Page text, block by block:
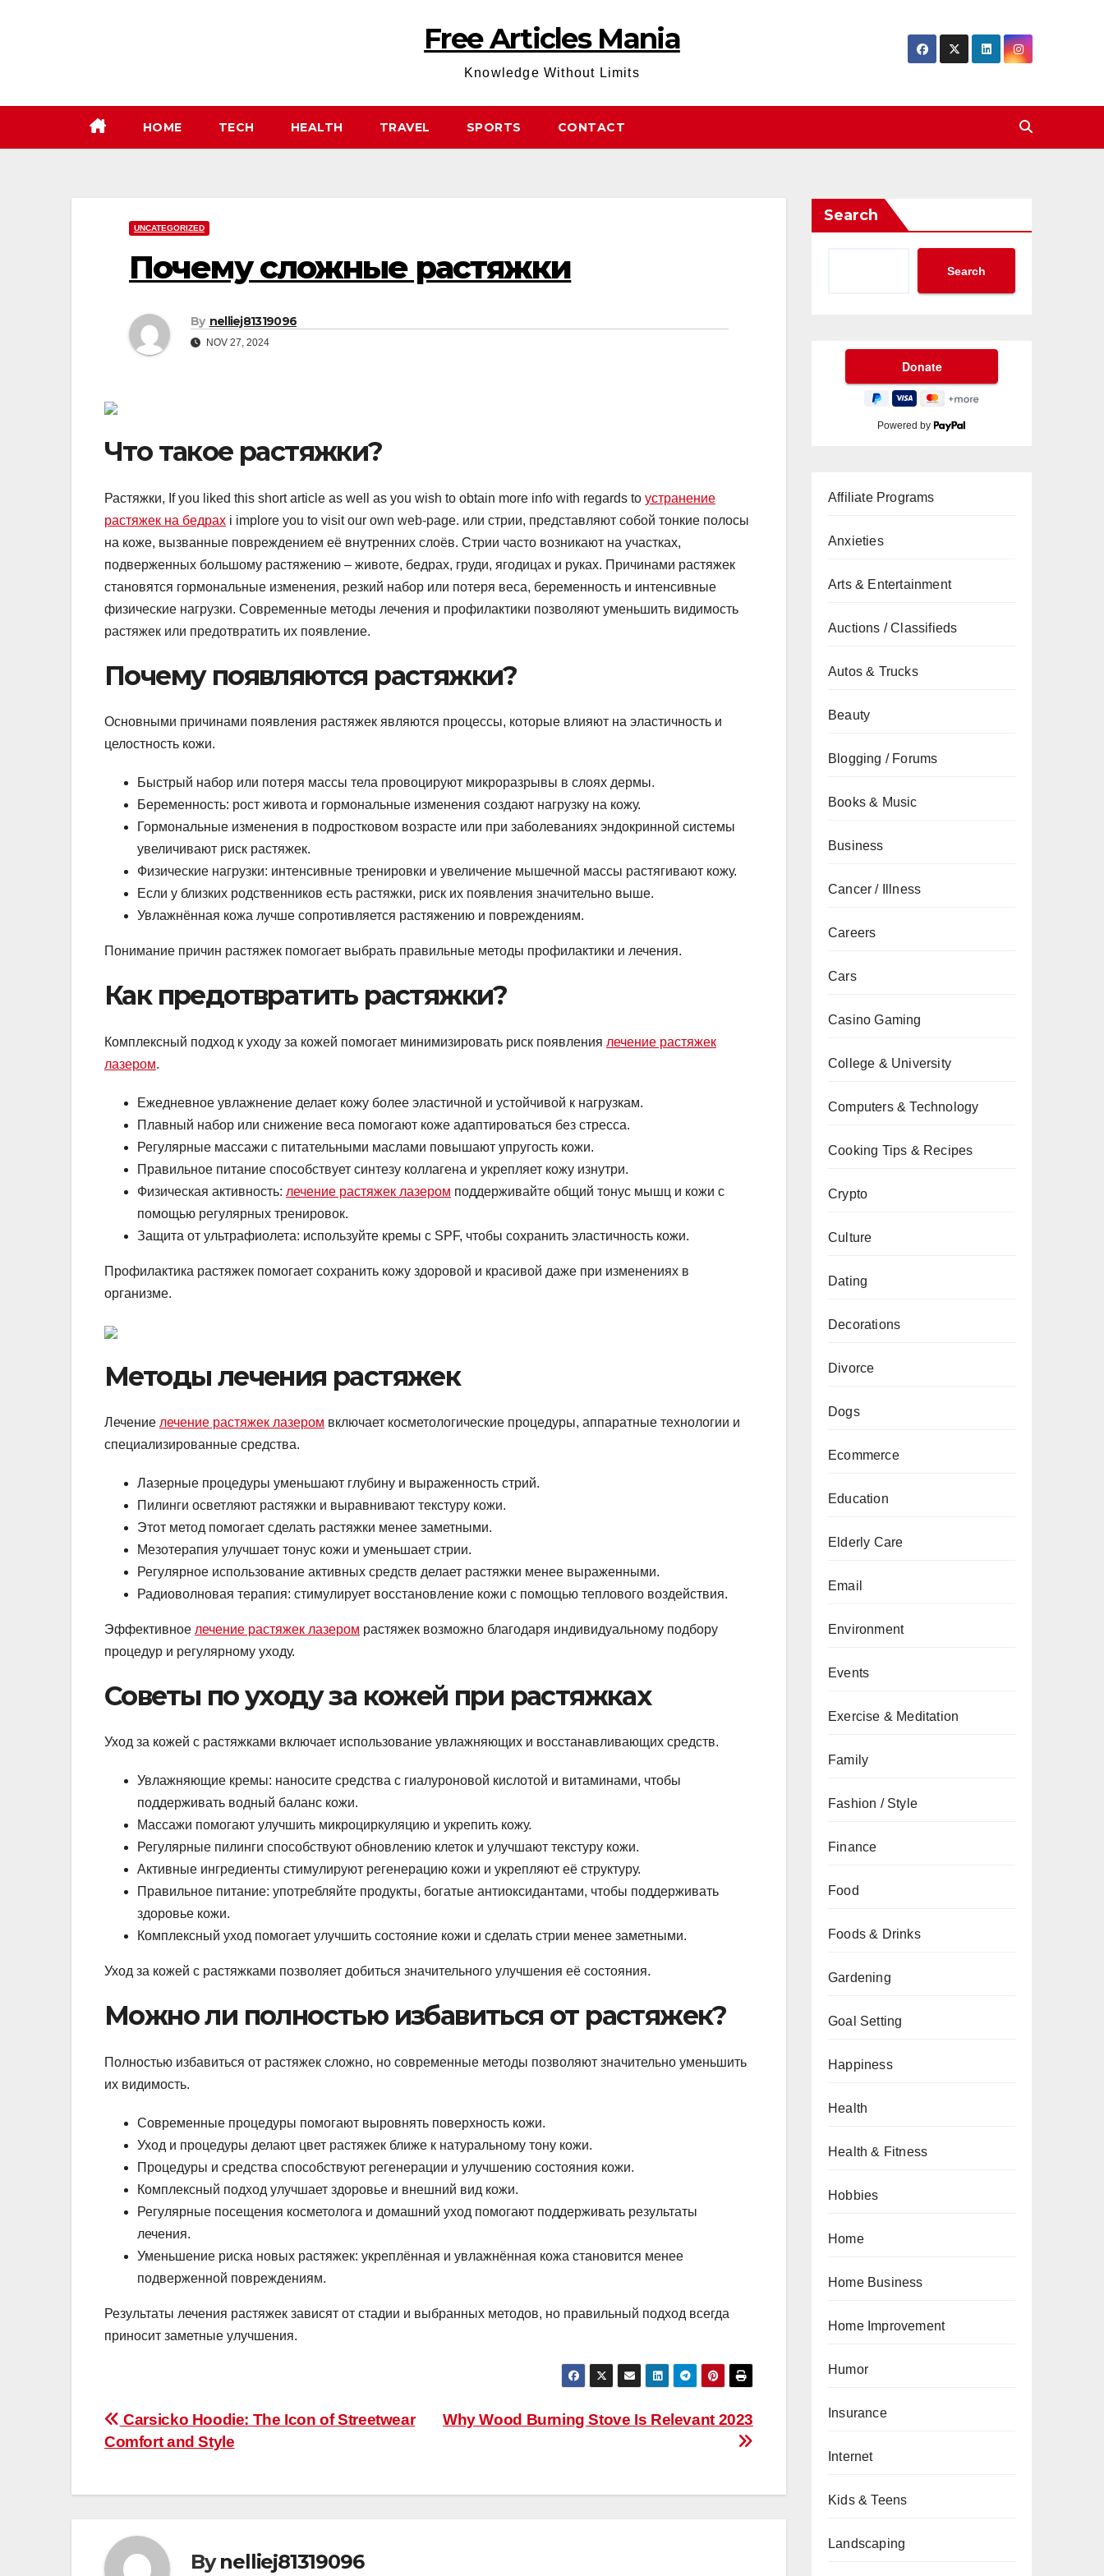
Free Articles Mania
Knowledge Without Limits
HOME TECH HEALTH TRAVEL SPORTS CONTACT
UNCATEGORIZED
Почему сложные растяжки
By nelliej81319096
NOV 27, 2024
Что такое растяжки?
Растяжки, If you liked this short article as well as you wish to obtain more info with regards to устранение
растяжек на бедрах i implore you to visit our own web-page. или стрии, представляют собой тонкие полосы
на коже, вызванные повреждением её внутренних слоёв. Стрии часто возникают на участках,
подверженных большому растяжению – животе, бедрах, груди, ягодицах и руках. Причинами растяжек
становятся гормональные изменения, резкий набор или потеря веса, беременность и интенсивные
физические нагрузки. Современные методы лечения и профилактики позволяют уменьшить видимость
растяжек или предотвратить их появление.
Почему появляются растяжки?
Основными причинами появления растяжек являются процессы, которые влияют на эластичность и
целостность кожи.
Быстрый набор или потеря массы тела провоцируют микроразрывы в слоях дермы.
Беременность: рост живота и гормональные изменения создают нагрузку на кожу.
Гормональные изменения в подростковом возрасте или при заболеваниях эндокринной системы
увеличивают риск растяжек.
Физические нагрузки: интенсивные тренировки и увеличение мышечной массы растягивают кожу.
Если у близких родственников есть растяжки, риск их появления значительно выше.
Увлажнённая кожа лучше сопротивляется растяжению и повреждениям.
Понимание причин растяжек помогает выбрать правильные методы профилактики и лечения.
Как предотвратить растяжки?
Комплексный подход к уходу за кожей помогает минимизировать риск появления лечение растяжек
лазером.
Ежедневное увлажнение делает кожу более эластичной и устойчивой к нагрузкам.
Плавный набор или снижение веса помогают коже адаптироваться без стресса.
Регулярные массажи с питательными маслами повышают упругость кожи.
Правильное питание способствует синтезу коллагена и укрепляет кожу изнутри.
Физическая активность: лечение растяжек лазером поддерживайте общий тонус мышц и кожи с
помощью регулярных тренировок.
Защита от ультрафиолета: используйте кремы с SPF, чтобы сохранить эластичность кожи.
Профилактика растяжек помогает сохранить кожу здоровой и красивой даже при изменениях в
организме.
Методы лечения растяжек
Лечение лечение растяжек лазером включает косметологические процедуры, аппаратные технологии и
специализированные средства.
Лазерные процедуры уменьшают глубину и выраженность стрий.
Пилинги осветляют растяжки и выравнивают текстуру кожи.
Этот метод помогает сделать растяжки менее заметными.
Мезотерапия улучшает тонус кожи и уменьшает стрии.
Регулярное использование активных средств делает растяжки менее выраженными.
Радиоволновая терапия: стимулирует восстановление кожи с помощью теплового воздействия.
Эффективное лечение растяжек лазером растяжек возможно благодаря индивидуальному подбору
процедур и регулярному уходу.
Советы по уходу за кожей при растяжках
Уход за кожей с растяжками включает использование увлажняющих и восстанавливающих средств.
Увлажняющие кремы: наносите средства с гиалуроновой кислотой и витаминами, чтобы
поддерживать водный баланс кожи.
Массажи помогают улучшить микроциркуляцию и укрепить кожу.
Регулярные пилинги способствуют обновлению клеток и улучшают текстуру кожи.
Активные ингредиенты стимулируют регенерацию кожи и укрепляют её структуру.
Правильное питание: употребляйте продукты, богатые антиоксидантами, чтобы поддерживать
здоровье кожи.
Комплексный уход помогает улучшить состояние кожи и сделать стрии менее заметными.
Уход за кожей с растяжками позволяет добиться значительного улучшения её состояния.
Можно ли полностью избавиться от растяжек?
Полностью избавиться от растяжек сложно, но современные методы позволяют значительно уменьшить
их видимость.
Современные процедуры помогают выровнять поверхность кожи.
Уход и процедуры делают цвет растяжек ближе к натуральному тону кожи.
Процедуры и средства способствуют регенерации и улучшению состояния кожи.
Комплексный подход улучшает здоровье и внешний вид кожи.
Регулярные посещения косметолога и домашний уход помогают поддерживать результаты
лечения.
Уменьшение риска новых растяжек: укреплённая и увлажнённая кожа становится менее
подверженной повреждениям.
Результаты лечения растяжек зависят от стадии и выбранных методов, но правильный подход всегда
приносит заметные улучшения.
Post
navigation
Why Wood Burning Stove Is Relevant 2023
Carsicko Hoodie: The Icon of Streetwear
Comfort and Style
Bynelliej81319096
Search
Search
Powered by
Affiliate Programs
Anxieties
Arts & Entertainment
Auctions / Classifieds
Autos & Trucks
Beauty
Blogging / Forums
Books & Music
Business
Cancer / Illness
Careers
Cars
Casino Gaming
College & University
Computers & Technology
Cooking Tips & Recipes
Crypto
Culture
Dating
Decorations
Divorce
Dogs
Ecommerce
Education
Elderly Care
Email
Environment
Events
Exercise & Meditation
Family
Fashion / Style
Finance
Food
Foods & Drinks
Gardening
Goal Setting
Happiness
Health
Health & Fitness
Hobbies
Home
Home Business
Home Improvement
Humor
Insurance
Internet
Kids & Teens
Landscaping